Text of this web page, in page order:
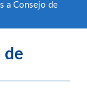
a Consejo de
de